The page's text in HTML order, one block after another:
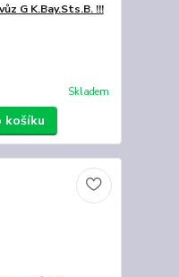
G K.Bay.Sts.B. !!!
Skladem
košíku